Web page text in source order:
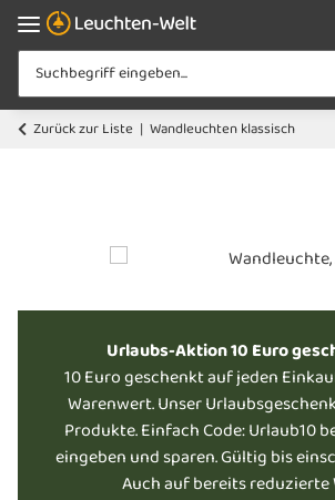
Zurück zur Liste Wandleuchten klassisch
Urlaubs-Aktion 10 Euro
10 Euro geschenkt auf jeden
Warenwert. Unser
Produkte. Einfach Code: Urlaub10
eingeben und sparen. Gültig bis
Auch auf bereits reduzierte